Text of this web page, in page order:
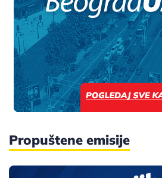
Propuštene emisije